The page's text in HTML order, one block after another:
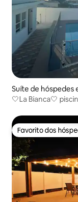
Suíte de hóspedes
🤍La Bianca🤍
Favorito dos
Favorito dos